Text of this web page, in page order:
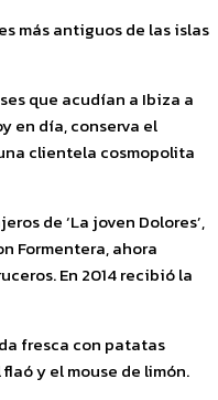
más antiguos de las islas
que acudían a Ibiza a
en día, conserva el
clientela cosmopolita
de ‘La joven Dolores’,
Formentera, ahora
En 2014 recibió la
fresca con patatas
y el mouse de limón.